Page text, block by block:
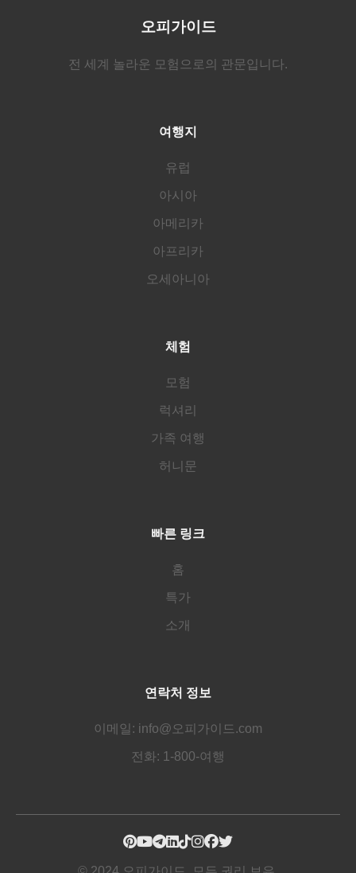
오피가이드
전 세계 놀라운 모험으로의 관문입니다.
여행지
유럽
아시아
아메리카
아프리카
오세아니아
체험
모험
럭셔리
가족 여행
허니문
빠른 링크
홈
특가
소개
연락처 정보
이메일: info@오피가이드.com
전화: 1-800-여행